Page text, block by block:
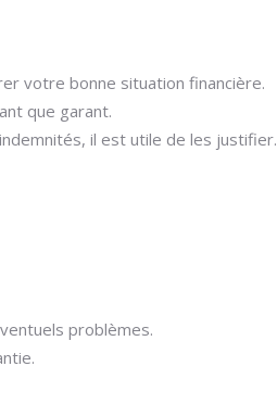
votre bonne situation financière.
que garant.
il est utile de les justifier.
problèmes.